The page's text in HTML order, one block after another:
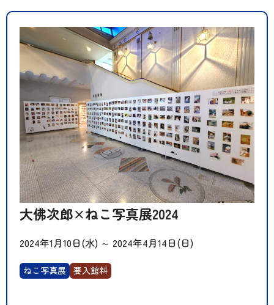
大佛次郎×ねこ写真展2024
2024年1月10日(水) ～ 2024年4月14日(日)
ねこ写真展 要入館料